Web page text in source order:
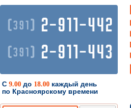
(391) 2-911-442
(391) 2-911-443
С 9.00 до 18.00 каждый день
по Красноярскому времени